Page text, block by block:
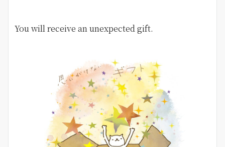
You will receive an unexpected gift.